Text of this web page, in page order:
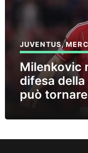
JUVENTUS,
Milenkovic
difesa della
può